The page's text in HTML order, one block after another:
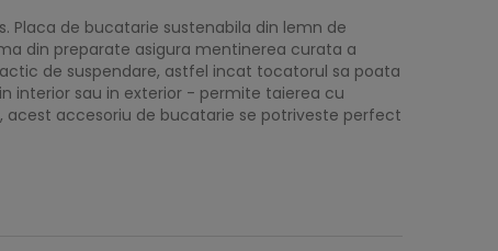
Placa de bucatarie sustenabila din lemn de
din preparate asigura mentinerea curata a
de suspendare, astfel incat tocatorul sa poata
interior sau in exterior - permite taierea cu
acest accesoriu de bucatarie se potriveste perfect